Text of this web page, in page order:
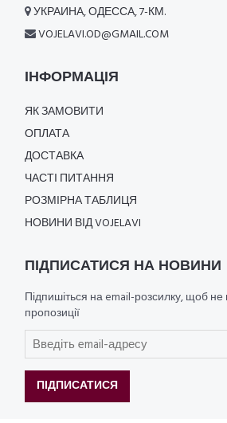
УКРАИНА, ОДЕССА, 7-КМ.
VOJELAVI.OD@GMAIL.COM
ІНФОРМАЦІЯ
ЯК ЗАМОВИТИ
ОПЛАТА
ДОСТАВКА
ЧАСТІ ПИТАННЯ
РОЗМІРНА ТАБЛИЦЯ
НОВИНИ ВІД VOJELAVI
ПІДПИСАТИСЯ НА НОВИНИ
Підпишіться на email-розсилку, щоб не
пропозиції
ПІДПИСАТИСЯ